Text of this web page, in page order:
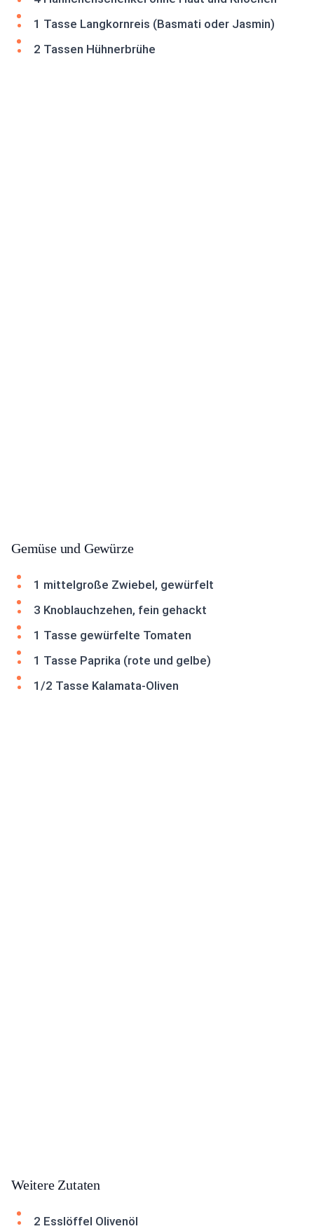
1 Tasse Langkornreis (Basmati oder Jasmin)
2 Tassen Hühnerbrühe
Gemüse und Gewürze
1 mittelgroße Zwiebel, gewürfelt
3 Knoblauchzehen, fein gehackt
1 Tasse gewürfelte Tomaten
1 Tasse Paprika (rote und gelbe)
1/2 Tasse Kalamata-Oliven
Weitere Zutaten
2 Esslöffel Olivenöl